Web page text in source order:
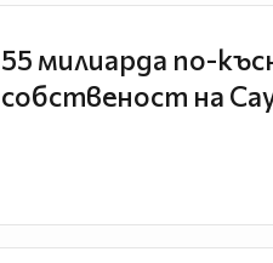
55 милиарда по-
собственост на